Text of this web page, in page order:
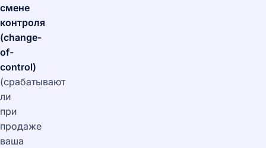
смене
контроля
(change-
of-
control)
(срабатывают
ли
при
продаже
ваша